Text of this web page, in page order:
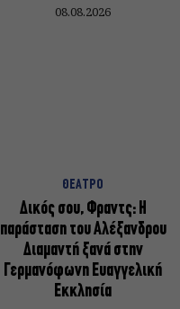
08.08.2026
ΘΕΑΤΡΟ
Δικός σου, Φραντς: Η
παράσταση του Αλέξανδρου
Διαμαντή ξανά στην
Γερμανόφωνη Ευαγγελική
Εκκλησία